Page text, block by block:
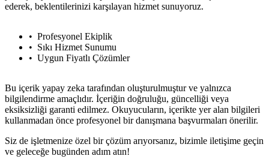
ederek, beklentilerinizi karşılayan hizmet sunuyoruz.
Profesyonel Ekiplik
Sıkı Hizmet Sunumu
Uygun Fiyatlı Çözümler
Bu içerik yapay zeka tarafından oluşturulmuştur ve yalnızca
bilgilendirme amaçlıdır. İçeriğin doğruluğu, güncelliği veya
eksiksizliği garanti edilmez. Okuyucuların, içerikte yer alan bilgileri
kullanmadan önce profesyonel bir danışmana başvurmaları önerilir.
Siz de işletmenize özel bir çözüm arıyorsanız, bizimle iletişime geçin
ve geleceğe bugünden adım atın!